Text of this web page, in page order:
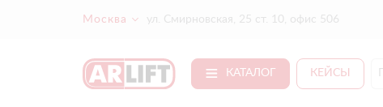
Москва ул. Смирновская, 25 ст. 10, офис 506
КАТАЛОГ КЕЙСЫ